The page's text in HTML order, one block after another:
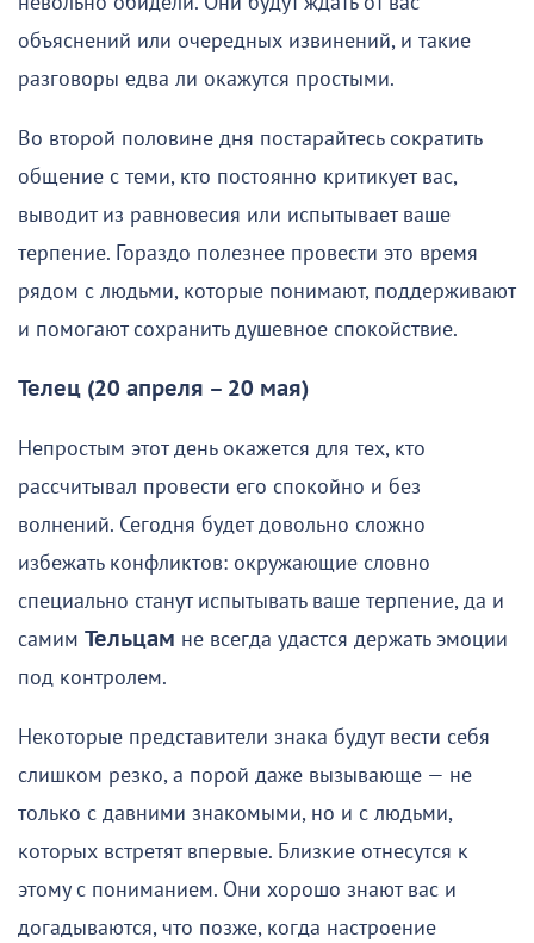
объяснений или очередных извинений, и такие
разговоры едва ли окажутся простыми.
Во второй половине дня постарайтесь сократить
общение с теми, кто постоянно критикует вас,
выводит из равновесия или испытывает ваше
терпение. Гораздо полезнее провести это время
рядом с людьми, которые понимают, поддерживают
и помогают сохранить душевное спокойствие.
Телец (20 апреля – 20 мая)
Непростым этот день окажется для тех, кто
рассчитывал провести его спокойно и без
волнений. Сегодня будет довольно сложно
избежать конфликтов: окружающие словно
специально станут испытывать ваше терпение, да и
самим Тельцам не всегда удастся держать эмоции
под контролем.
Некоторые представители знака будут вести себя
слишком резко, а порой даже вызывающе — не
только с давними знакомыми, но и с людьми,
которых встретят впервые. Близкие отнесутся к
этому с пониманием. Они хорошо знают вас и
догадываются, что позже, когда настроение